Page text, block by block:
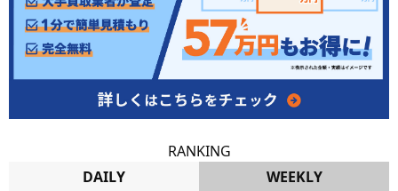
RANKING
DAILY
WEEKLY